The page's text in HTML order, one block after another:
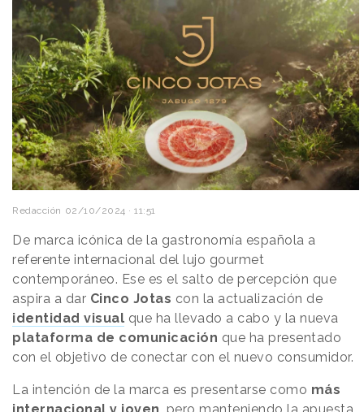
Redacción 02/10/2024 · 11:51
De marca icónica de la gastronomía española a
referente internacional del lujo gourmet
contemporáneo. Ese es el salto de percepción que
aspira a dar Cinco Jotas con la actualización de
identidad visual que ha llevado a cabo y la nueva
plataforma de comunicación que ha presentado
con el objetivo de conectar con el nuevo consumidor.
La intención de la marca es presentarse como más